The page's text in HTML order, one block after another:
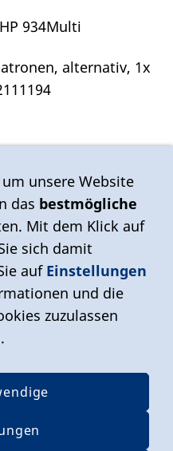
HP 934Multi
alternativ, 1x
unsere Website
das bestmögliche
Mit dem Klick auf
sich damit
auf Einstellungen
und die
zuzulassen